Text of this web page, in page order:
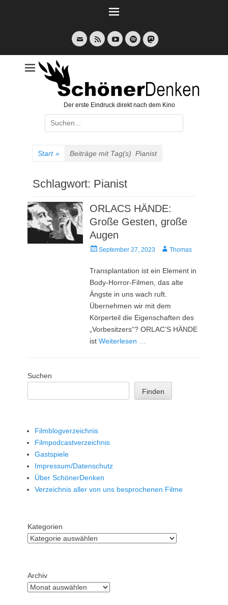
E-
Mail
Feed YouTubeSpotify
Der erste Eindruck direkt nach dem Kino
Suche
nach:
Start » Beiträge mit Tag(s) Pianist
Schlagwort: Pianist
ORLACS HÄNDE:
Große Gesten, große
Augen
Veröffentlicht
September 27, 2023 AutorThomas
Transplantation ist ein Element in
Body-Horror-Filmen, das alte
Ängste in uns wach ruft.
Übernehmen wir mit dem
Körperteil die Eigenschaften des
„Vorbesitzers“? ORLAC’S HÄNDE
istWeiterlesen …
Suchen
Finden
Filmblogverzeichnis
Filmpodcastverzeichnis
Gastspiele
Impressum/Datenschutz
Über SchönerDenken
Verzeichnis aller von uns besprochenen Filme
Kategorien
Archiv